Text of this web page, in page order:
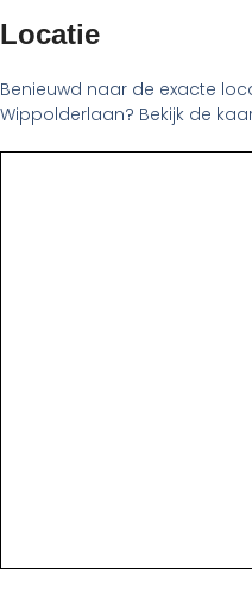
Locatie
Benieuwd naar de exacte
Wippolderlaan? Bekijk de